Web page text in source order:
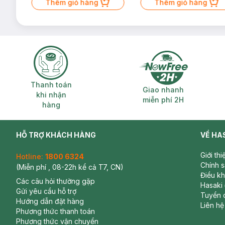
Thêm giỏ hàng Thêm giỏ hàng
Thanh toán khi nhận hàng
Thanh toán
khi nhận
hàng
Giao nhanh
Giao nhanh
miễn phí 2H
HỖ TRỢ KHÁCH HÀNG
Hotline: 1800 6324
(Miễn phí , 08-22h kể cả T7, CN)
Các câu hỏi thường gặp
Gửi yêu cầu hỗ trợ
Hướng dẫn đặt hàng
Phương thức thanh toán
Phương thức vận chuyển
VỀ
Giới
Chính
Điều
Hasaki
Tuyển
Liên hệ